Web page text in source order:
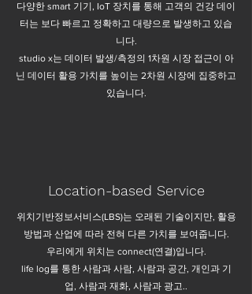
다양한 smart 기기, IoT 장치를 통해 고객의 건강 데이
터는 보다 빠르고 정확하고 대량으로 발생하고 있습
니다.
studio x는 데이터 발생/측정의 1차원 시장 접근이 아
닌 데이터 활용 가치를 높이는 2차원 시장에 집중하고
있습니다.
Location-based Service
위치기반정보서비스(LBS)는 오래된 기술이지만, 활용
방법과 산업에 따라 전혀 다른 가치를 보여줍니다.
우리에게 위치는 connect(연결)입니다.
life log를 통한 사람과 사람, 사람과 공간, 개인과 기
업, 사람과 재화, 사람과 광고..